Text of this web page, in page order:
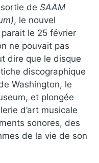
de SAAM
, le nouvel
le 25 février
ne pouvait pas
dire que le disque
discographique
Washington, le
et plongée
d’art musicale
sonores, des
de la vie de son